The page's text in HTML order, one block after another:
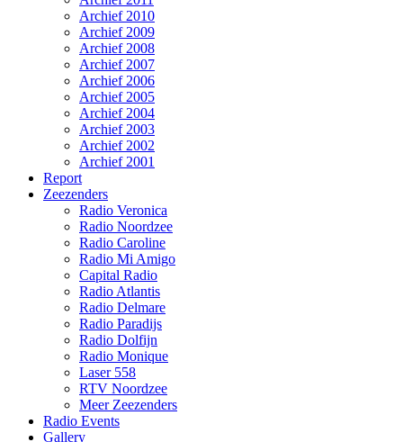
Archief 2010
Archief 2009
Archief 2008
Archief 2007
Archief 2006
Archief 2005
Archief 2004
Archief 2003
Archief 2002
Archief 2001
Report
Zeezenders
Radio Veronica
Radio Noordzee
Radio Caroline
Radio Mi Amigo
Capital Radio
Radio Atlantis
Radio Delmare
Radio Paradijs
Radio Dolfijn
Radio Monique
Laser 558
RTV Noordzee
Meer Zeezenders
Radio Events
Gallery